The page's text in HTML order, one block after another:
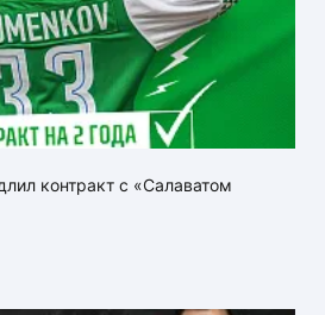
контракт с «Салаватом